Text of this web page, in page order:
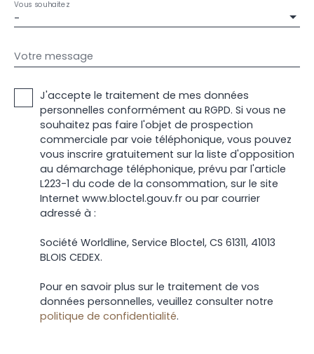
-
Vous souhaitez
Votre message
J'accepte le traitement de mes données
personnelles conformément au RGPD. Si vous ne
souhaitez pas faire l'objet de prospection
commerciale par voie téléphonique, vous pouvez
vous inscrire gratuitement sur la liste d'opposition
au démarchage téléphonique, prévu par l'article
L223-1 du code de la consommation, sur le site
Internet www.bloctel.gouv.fr ou par courrier
adressé à :
Société Worldline, Service Bloctel, CS 61311, 41013
BLOIS CEDEX.
Pour en savoir plus sur le traitement de vos
données personnelles, veuillez consulter notre
politique de confidentialité.